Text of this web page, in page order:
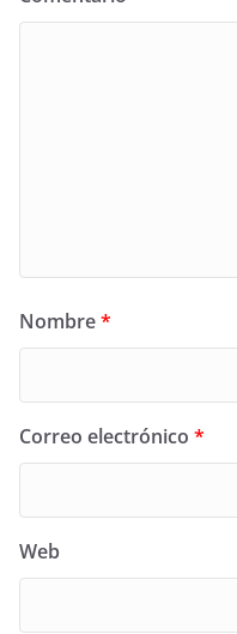
Nombre*
Correo electrónico *
Web